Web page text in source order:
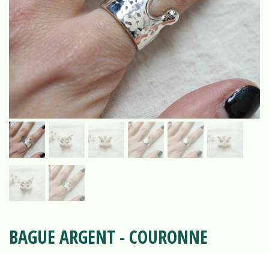
BAGUE ARGENT - COURONNE